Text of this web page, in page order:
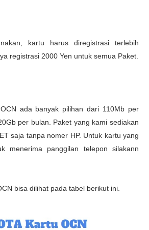
kartu harus diregistrasi terlebih
registrasi 2000 Yen untuk semua Paket.
ada banyak pilihan dari 110Mb per
per bulan. Paket yang kami sediakan
saja tanpa nomer HP. Untuk kartu yang
menerima panggilan telepon silakann
bisa dilihat pada tabel berikut ini.